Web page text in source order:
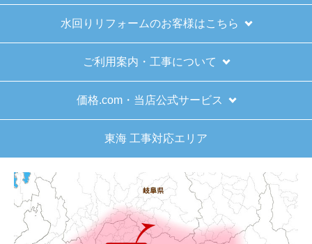
商品の梱包は必要十分なものでしたか？
はい
またこのショップを利用したいですか？
はい
【注文商品】給湯器 【注文時期】2025年11
月頃（モバイルから）
キッチン混合栓に続いて2回目の利用です。価格がリー
ズナブルで、HPの構成から見てしっかりしている会社
だなと思っていたので再度利用。やはり期待通りにきち
んと対応してもらえました。
水回りリフォームのお客様はこちら
ご利用案内・工事について
価格.com・当店公式サービス
東海 工事対応エリア